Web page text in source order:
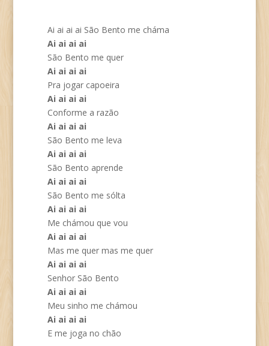
Ai ai ai ai São Bento me cháma
Ai ai ai ai
São Bento me quer
Ai ai ai ai
Pra jogar capoeira
Ai ai ai ai
Conforme a razão
Ai ai ai ai
São Bento me leva
Ai ai ai ai
São Bento aprende
Ai ai ai ai
São Bento me sólta
Ai ai ai ai
Me chámou que vou
Ai ai ai ai
Mas me quer mas me quer
Ai ai ai ai
Senhor São Bento
Ai ai ai ai
Meu sinho me chámou
Ai ai ai ai
E me joga no chão